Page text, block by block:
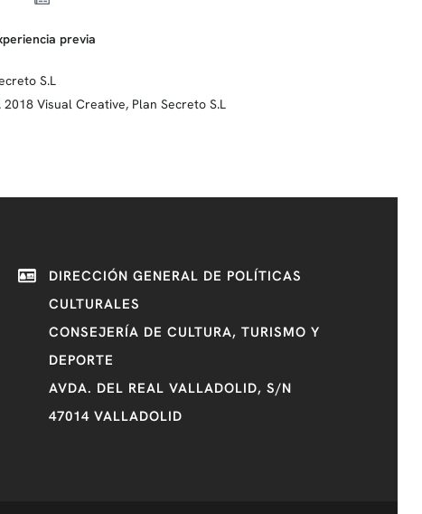
previa
S.L
2018 Visual Creative, Plan Secreto S.L
DIRECCIÓN GENERAL DE POLÍTICAS
CULTURALES
CONSEJERÍA DE CULTURA, TURISMO Y
DEPORTE
AVDA. DEL REAL VALLADOLID, S/N
47014 VALLADOLID